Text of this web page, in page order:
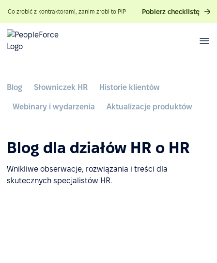
Co zrobić z kontraktorami, zanim zrobi to PIP Pobierz checklistę
Blog Słowniczek HR Historie klientów
Webinary i wydarzenia Aktualizacje produktów
Blog dla działów HR o HR
Wnikliwe obserwacje, rozwiązania i treści dla
skutecznych specjalistów HR.